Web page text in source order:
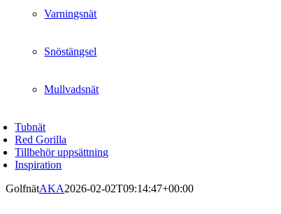
Varningsnät
Snöstängsel
Mullvadsnät
Tubnät
Red Gorilla
Tillbehör uppsättning
Inspiration
GolfnätAKA2026-02-02T09:14:47+00:00